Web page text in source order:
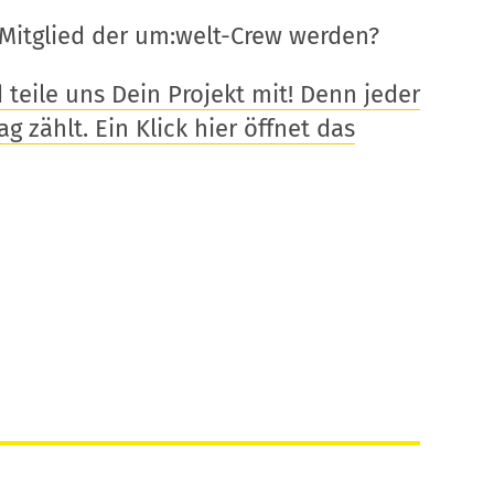
der um:welt-Crew werden?
teile uns Dein Projekt mit! Denn jeder
zählt. Ein Klick hier öffnet das